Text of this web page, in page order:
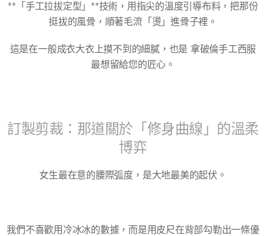
**「手工拉拔定型」**技術，用指尖的溫度引導布料，把那份
挺拔的風骨，順著毛流「燙」進骨子裡。
這是在一般成衣大衣上摸不到的細膩，也是 拿破倫手工西服
最想留給您的匠心。
訂製剪裁：那道關於「修身曲線」的溫柔
博弈
女生最在意的腰際弧度，是大地最美的起伏。
我們不喜歡用冷冰冰的數據，而是用皮尺在背部勾勒出一條優